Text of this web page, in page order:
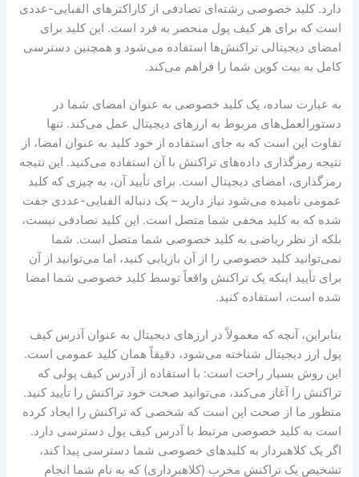
دارد. کلید خصوصی رشته‌ای تصادفی از کاراکترهای الفبایی-عددی
است که برای هر کیف پول منحصر به فرد است. این کلید برای
امضای دیجیتالی تراکنش‌ها استفاده می‌شود و همچنین دسترسی
کامل به بیت کوین شما را فراهم می‌کند.
به عبارت ساده، یک کلید خصوصی به عنوان امضای شما در
دستورالعمل‌های مربوط به ارزهای دیجیتال عمل می‌کند. تنها
تفاوت این است که به جای استفاده از خود کلید به عنوان امضا، از
نتیجه رمزگذاری داده‌های تراکنش با آن استفاده می‌کنید. این نتیجه
رمزگذاری، امضای دیجیتال است. برای تأیید آن، به چیزی که کلید
عمومی نامیده می‌شود نیاز دارید – یک دنباله الفبایی-عددی جفت
شده که به کلید مخفی شما متصل است. این کلید تصادفی نیست،
بلکه از نظر ریاضی به کلید خصوصی شما متصل است. شما
نمی‌توانید کلید خصوصی را از آن بازیابی کنید، اما می‌توانید از آن
برای تأیید اینکه یک تراکنش واقعاً توسط کلید خصوصی شما امضا
شده است، استفاده کنید.
بنابراین، آنچه که معمولاً در ارزهای دیجیتال به عنوان آدرس کیف
پول ارز دیجیتال شناخته می‌شود، دقیقاً همان کلید عمومی است.
این روش بسیار راحت است: با استفاده از آدرس کیف پولی که
تراکنش را آغاز می‌کند، می‌توانید صحت خود تراکنش را تأیید کنید.
منظور ما از صحت این است که شخصی که تراکنش را ایجاد کرده
است به کلید خصوصی مرتبط با آدرس کیف پول دسترسی دارد.
اگر یک کلاهبردار به کلیدهای خصوصی شما دسترسی پیدا کند،
تشخیص یک تراکنش مخرب (کلاهبرداری) که به نام شما انجام